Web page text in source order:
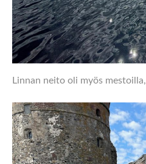
Linnan neito oli myös mestoilla,